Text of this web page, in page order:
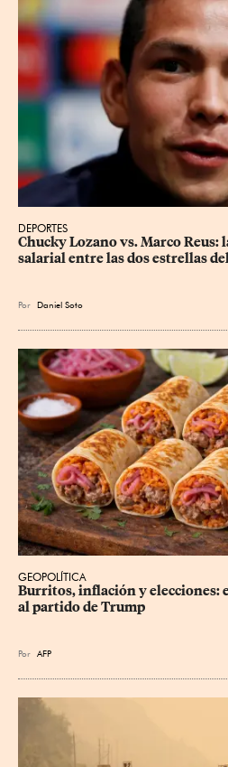
DEPORTES
Chucky Lozano vs. Marco Reus:
salarial entre las dos estrellas
Por Daniel Soto
GEOPOLÍTICA
Burritos, inflación y elecciones:
al partido de Trump
Por AFP